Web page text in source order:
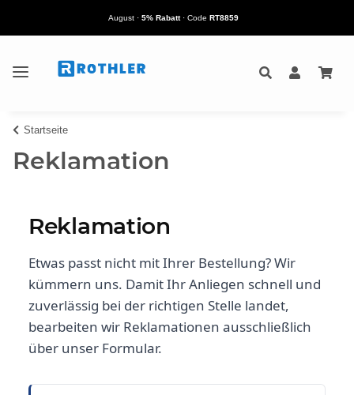
August· 5% Rabatt· Code RT8859
Startseite
Reklamation
Reklamation
Etwas passt nicht mit Ihrer Bestellung? Wir
kümmern uns. Damit Ihr Anliegen schnell und
zuverlässig bei der richtigen Stelle landet,
bearbeiten wir Reklamationen ausschließlich
über unser Formular.